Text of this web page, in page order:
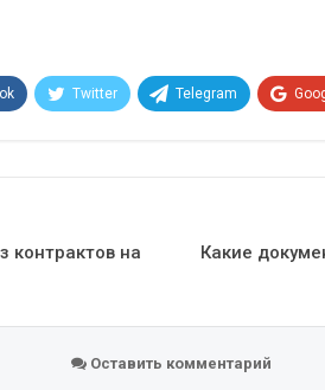
Twitter Telegram
контрактов на
Какие
Оставить комментарий